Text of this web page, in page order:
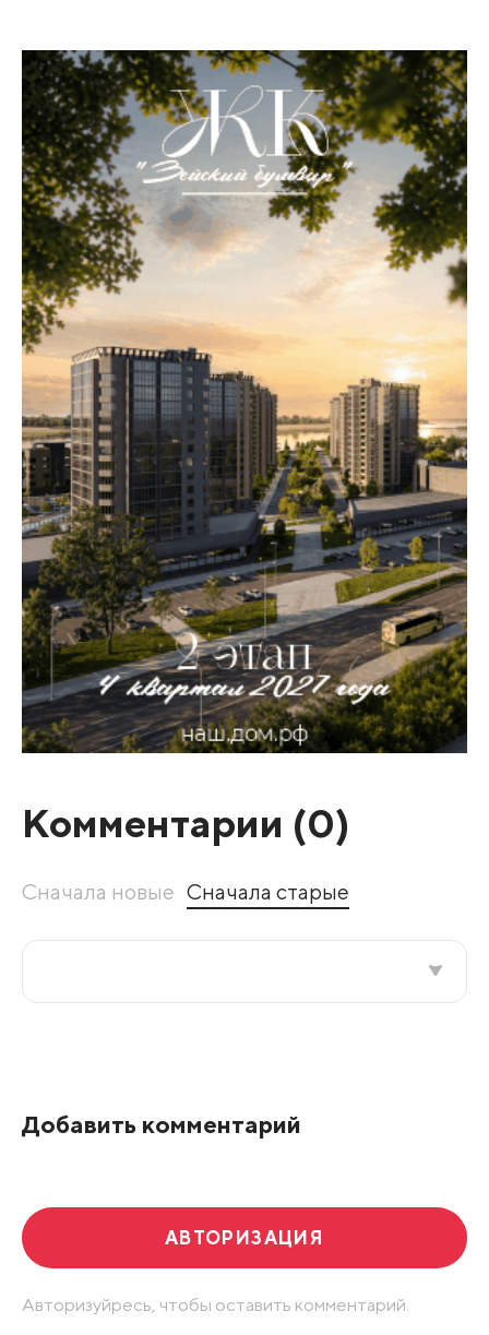
Комментарии (0)
Сначала новые Сначала старые
Добавить комментарий
АВТОРИЗАЦИЯ
Авторизуйресь, чтобы оставить комментарий.